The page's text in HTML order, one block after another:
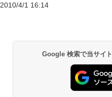
2010/4/1 16:14
Google 検索で当サイ